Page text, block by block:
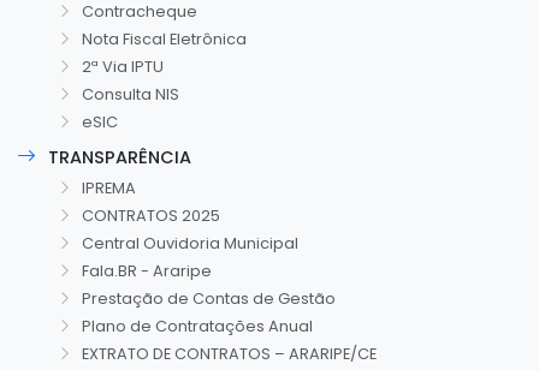
Contracheque
Nota Fiscal Eletrônica
2ª Via IPTU
Consulta NIS
eSIC
TRANSPARÊNCIA
IPREMA
CONTRATOS 2025
Central Ouvidoria Municipal
Fala.BR - Araripe
Prestação de Contas de Gestão
Plano de Contratações Anual
EXTRATO DE CONTRATOS – ARARIPE/CE